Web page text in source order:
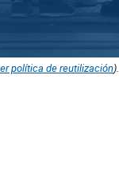
política de reutilización).